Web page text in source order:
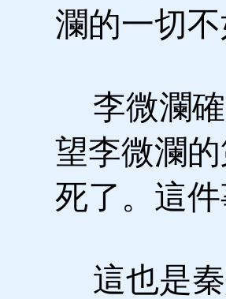
瀾的一切
李微瀾確
望李微瀾
死了。這
這也是秦